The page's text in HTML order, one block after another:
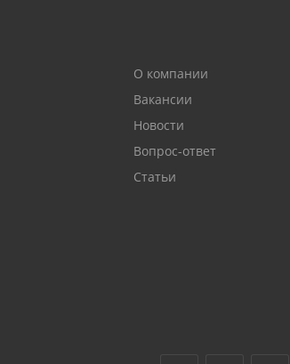
О компании
Вакансии
Новости
Вопрос-ответ
Статьи